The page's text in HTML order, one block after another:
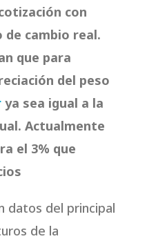
con
cambio real.
que para
del peso
ya sea igual a la
Actualmente
el 3% que
datos del principal
de la